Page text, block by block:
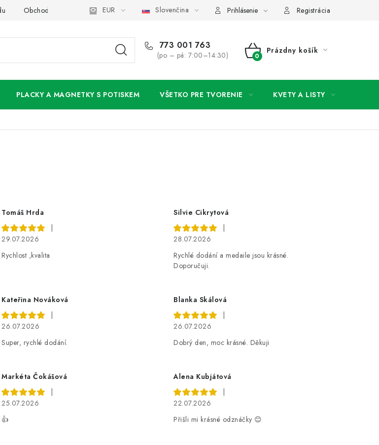
Obchodné podmienky Podmienky ochrany osobných údajov Ako získať lepšie ceny?
EUR Slovenčina Prihlásenie Registrácia
773 001 763
(po – pá: 7:00–14:30)
NÁKUPNÝ
Prázdny košík
PLACKY A MAGNETKY S POTISKEM VŠETKO PRE TVORENIE KVETY A LISTY
Tomáš Hrda
|
29.07.2026
Rychlost ,kvalita
Silvie Cikrytová
|
28.07.2026
Rychlé dodání a medaile jsou krásné.
Doporučuji.
Kateřina Nováková
|
26.07.2026
Super, rychlé dodání.
Blanka Skálová
|
26.07.2026
Dobrý den, moc krásné. Děkuji
Markéta Čokášová
|
25.07.2026
👍
Alena Kubjátová
|
22.07.2026
Přišli mi krásné odznáčky 😊